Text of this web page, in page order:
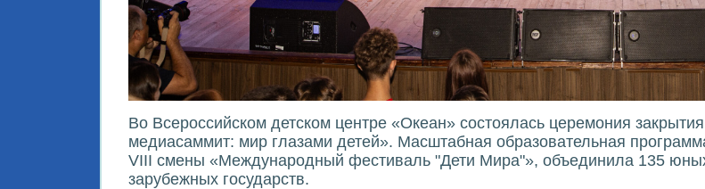
Во Всероссийском детском центре «Океан» состоялась церемония
медиасаммит: мир глазами детей». Масштабная образовательная
VIII смены «Международный фестиваль "Дети Мира"», объединила 135
зарубежных государств.